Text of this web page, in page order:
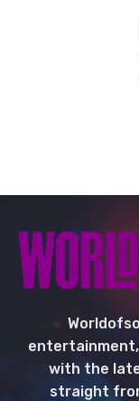
entertainment,
with the
straight